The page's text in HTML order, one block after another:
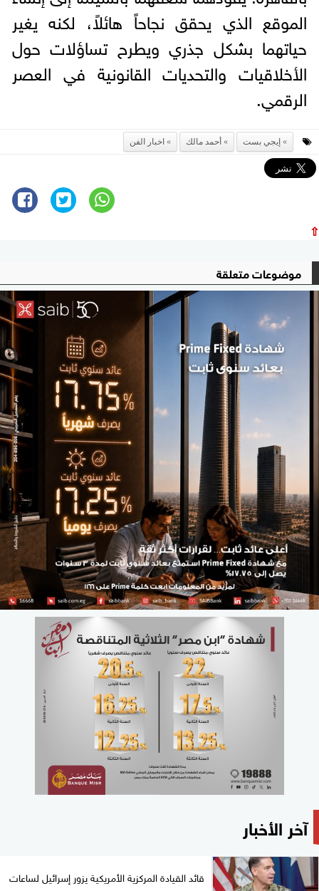
الموقع الذي يحقق نجاحاً هائلاً، لكنه يغير
حياتهما بشكل جذري ويطرح تساؤلات حول
الأخلاقيات والتحديات القانونية في العصر
الرقمي.
إيجي بست أحمد مالك اخبار الفن
⇧
موضوعات متعلقة
آخر الأخبار
قائد القيادة المركزية الأمريكية يزور إسرائيل لساعات